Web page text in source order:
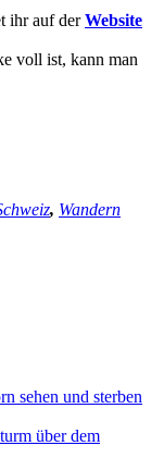
ihr auf derWebsite
voll ist, kann man
, Wandern
sehen und sterben
über dem